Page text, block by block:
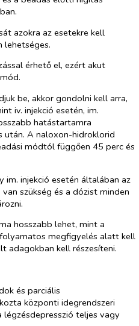
azokra az esetekre kell
lehetséges.
érhető el, ezért akut
be, akkor gondolni kell arra,
iv. injekció esetén, im.
hatástartamra
után. A naloxon-hidroklorid
módtól függően 45 perc és
im. injekció esetén általában az
szükség és a dózist minden
hosszabb lehet, mint a
megfigyelés alatt kell
adagokban kell részesíteni.
és parciális
központi idegrendszeri
légzésdepresszió teljes vagy